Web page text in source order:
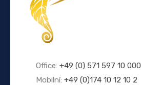
Office: +49 (0) 571 597 10 000
Mobilní: +49 (0)174 10 12 10 2